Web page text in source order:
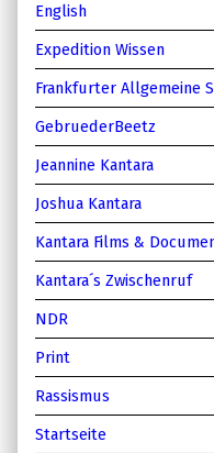
English
Expedition Wissen
Frankfurter Allgemeine
GebruederBeetz
Jeannine Kantara
Joshua Kantara
Kantara Films &
Kantara´s Zwischenruf
NDR
Print
Rassismus
Startseite